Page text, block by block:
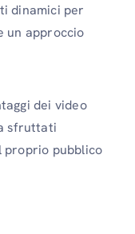
dinamici per
un approccio
dei video
sfruttati
pubblico